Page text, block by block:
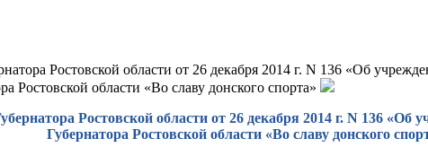
Ростовской области от 26 декабря 2014 г. N 136 «Об
Ростовской области «Во славу донского спорта»
Ростовской области от 26 декабря 2014 г. N 136 «Об
Губернатора Ростовской области «Во славу донского